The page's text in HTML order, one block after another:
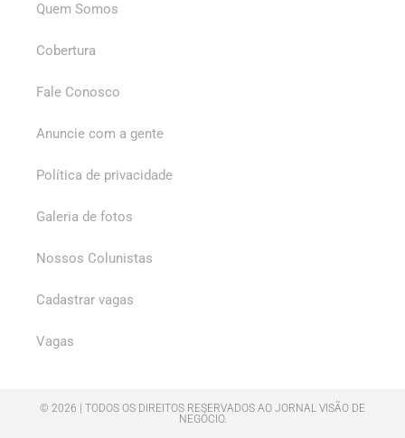
Quem Somos
Cobertura
Fale Conosco
Anuncie com a gente
Política de privacidade
Galeria de fotos
Nossos Colunistas
Cadastrar vagas
Vagas
© 2026 | TODOS OS DIREITOS RESERVADOS AO JORNAL VISÃO DE
NEGÓCIO.